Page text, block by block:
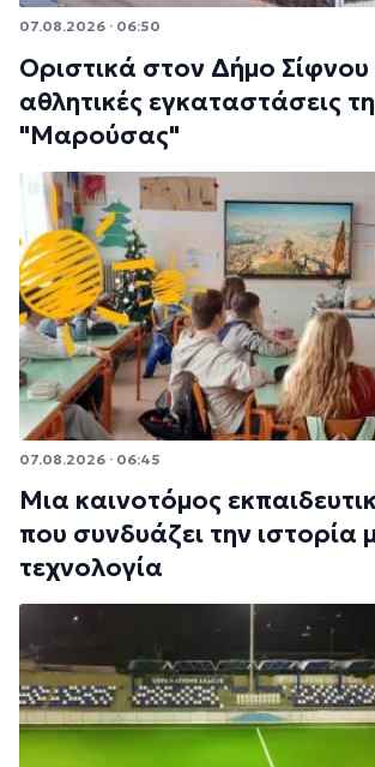
07.08.2026 · 06:50
Οριστικά στον Δήμο Σίφνου
αθλητικές εγκαταστάσεις
"Μαρούσας"
07.08.2026 · 06:45
Μια καινοτόμος
που συνδυάζει την ιστορία
τεχνολογία